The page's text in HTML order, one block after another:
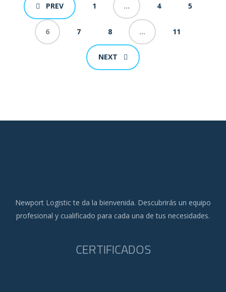
PREV 1 … 4 5
6 7 8 … 11
NEXT
Newport Logistic te da la bienvenida. Descubrirás un equipo
profesional y cualificado para cada una de tus necesidades.
CERTIFICADOS